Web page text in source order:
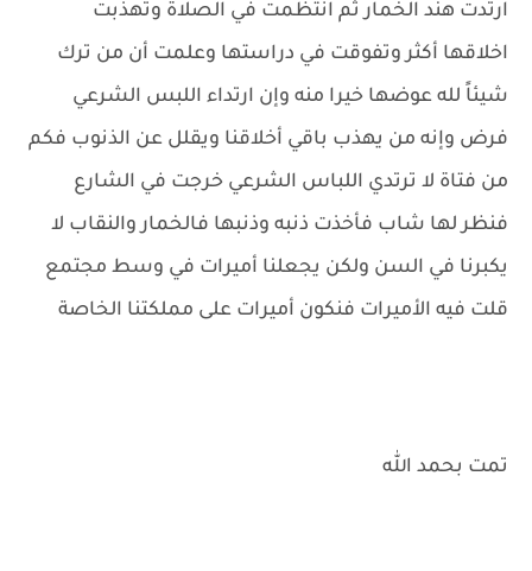
ارتدت هند الخمار ثم انتظمت في الصلاة وتهذبت
اخلاقها أكثر وتفوقت في دراستها وعلمت أن من ترك
شيئاً لله عوضها خيرا منه وإن ارتداء اللبس الشرعي
فرض وإنه من يهذب باقي أخلاقنا ويقلل عن الذنوب فكم
من فتاة لا ترتدي اللباس الشرعي خرجت في الشارع
فنظر لها شاب فأخذت ذنبه وذنبها فالخمار والنقاب لا
يكبرنا في السن ولكن يجعلنا أميرات في وسط مجتمع
قلت فيه الأميرات فنكون أميرات على مملكتنا الخاصة
تمت بحمد الله